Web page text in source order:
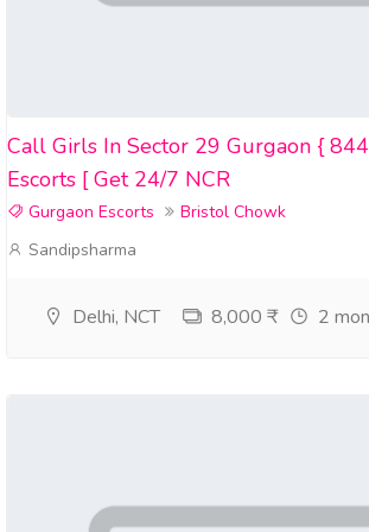
Telegram: (@realjames1_99)
Telegram:https://t.me/Jamesshop01
Adderall a la venta,
Comprar Adderall en línea,
oxicodona a la venta,
Call Girls In Sector 29 Gurgaon {
Escorts [ Get 24/7 NCR
Gurgaon Escorts
Bristol Chowk
Sandipsharma
Delhi, NCT 8,000 ₹ 2